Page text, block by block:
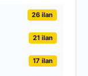
26 ilan
21 ilan
17 ilan